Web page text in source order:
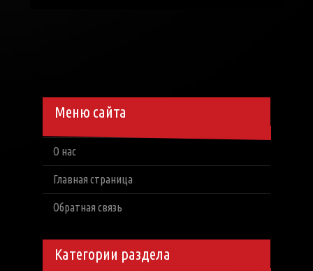
Меню сайта
О нас
Главная страница
Обратная связь
Категории раздела